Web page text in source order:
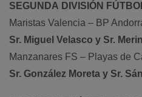
SEGUNDA DIVISIÓN
Maristas Valencia – BP
Sr. Miguel Velasco y Sr.
Manzanares FS – Playas de
Sr. González Moreta y Sr.